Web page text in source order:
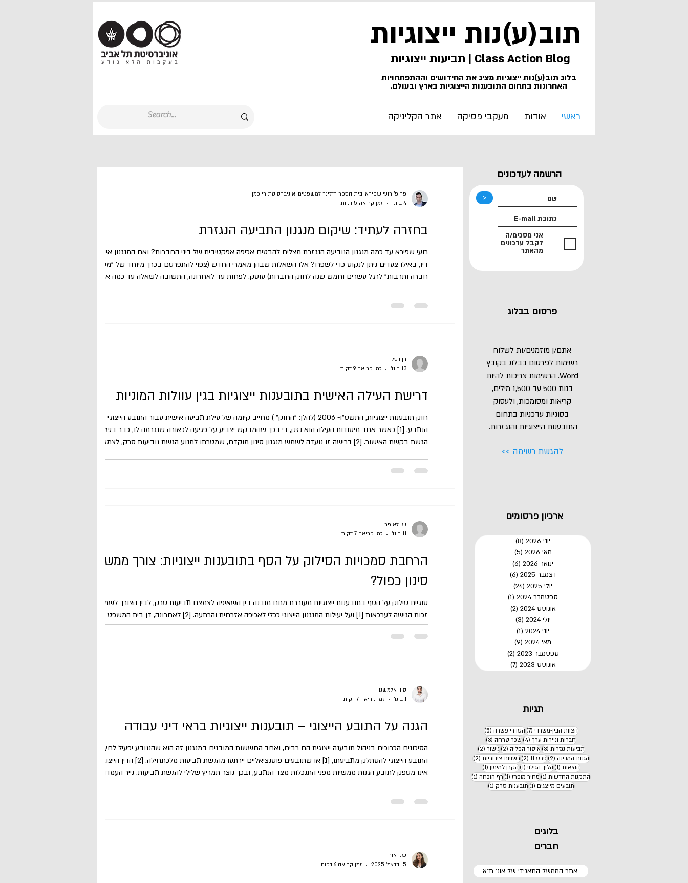
תוב(ע)נות ייצוגיות
Class Action Blog | תביעות ייצוגיות
בלוג תוב(ע)נות ייצוגיות מציג את החידושים וההתפתחויות
האחרונות בתחום התובענות הייצוגיות בארץ ובעולם.
ראשי אודות מעקבי פסיקה אתר הקליניקה
הרשמה לעדכונים
<
אני מסכימ/ה
לקבל עדכונים
מהאתר
פרסום בבלוג
אתם/ן מוזמנים/ות לשלוח
רשימות לפרסום בבלוג בקובץ
Word. הרשימות צריכות להיות
בנות 500 עד 1,500 מילים,
קריאות ומסומכות, ולעסוק
בסוגיות עדכניות בתחום
התובענות הייצוגיות והנגזרות.
להגשת רשימה >>
ארכיון פרסומים
יוני 2026 (8)
מאי 2026
(5)
ינואר 2026
(6)
דצמבר 2025
(6)
יולי 2025
(24)
ספטמבר 2024
(1)
אוגוסט 2024
(2)
יולי 2024
(3)
יוני 2024
(1)
מאי 2024
(9)
ספטמבר 2023
(2)
אוגוסט 2023
(7)
תגיות
הצוות הבין-משרדי (7) 7 פוסטיםהסדרי פשרה (5)
5 פוסטים
חברות וניירות ערך (4) 4 פוסטיםשכר טרחה (3) 3 פוסטים
תביעות נגזרות (3) 3 פוסטיםאיסור הפליה (2) 2 פוסטיםגישור (2)
2 פוסטים
הגנות המדינה (2) 2 פוסטיםפרט 11 (2) 2 פוסטיםרשויות ציבוריות (2)
2 פוסטים
הוצאות (1) פוסט 1
הליך הגילוי (1) פוסט 1
הקרן למימון (1) פוסט 1
התקנות החדשות (1) פוסט 1
מחיר מופרז (1) פוסט 1
רף הוכחה (1) פוסט 1
תובעים מייצגים (1) פוסט 1
תובענות סרק (1) פוסט 1
בלוגים
חברים
אתר הממשל התאגידי של אונ' ת"א
בחזרה לעתיד: שיקום מנגנון התביעה הנגזרת
רועי שפירא עד כמה מנגנון התביעה הנגזרת מצליח להבטיח אכיפה אפקטיבית של דיני החברות? ואם המנגנון אינו מועיל
דיו, באילו צעדים ניתן לנקוט כדי לשפרו? אלו השאלות שבהן מאמרי החדש (צפוי להתפרסם בכרך מיוחד של "משפט,
חברה ותרבות" לרגל עשרים וחמש שנה לחוק החברות) עוסק. לפחות עד לאחרונה, התשובה לשאלה עד כמה אפקטיבי
עקבו אחרי דפוס מובהק: בעל מניות מהציבור מגיש בקשה לגילוי מסמכים מקדים, ב
פרופ' רועי שפירא, בית הספר רדזינר למשפטים, אוניברסיטת רייכמן
4 ביוני
זמן קריאה 5 דקות
דרישת העילה האישית בתובענות ייצוגיות בגין עוולות המוניות
חוק תובענות ייצוגיות, התשס"ו- 2006 (להלן: "החוק" ) מחייב קיומה של עילת תביעה אישית עבור התובע הייצוגי כנגד
הנתבע. [1] כאשר אחד מיסודות העילה הוא נזק, די בכך שהמבקש יצביע על פגיעה לכאורה שנגרמה לו, כבר בשלב
הגשת בקשת האישור. [2] דרישה זו נועדה לשמש מנגנון סינון מוקדם, שמטרתו למנוע הגשת תביעות סרק, לצמצם את
האישית בתובענות ייצוגיות שעניינן עוולות המוניות, ומציע עמדה
רן דטל
13 בינו׳
זמן קריאה 9 דקות
הרחבת סמכויות הסילוק על הסף בתובענות ייצוגיות: צורך ממשי או
סינון כפול?
סוגיית סילוק על הסף בתובענות ייצוגיות מעוררת מתח מובנה בין השאיפה לצמצם תביעות סרק, לבין הצורך לשמור על
זכות הגישה לערכאות [1] ועל יעילות המנגנון הייצוגי ככלי לאכיפה אזרחית והרתעה. [2] לאחרונה, דן בית המשפט העליון
שי לאופר
11 בינו׳
זמן קריאה 7 דקות
הגנה על התובע הייצוגי – תובענות ייצוגיות בראי דיני עבודה
הסיכונים הכרוכים בניהול תובענה ייצוגית הם רבים, ואחד החששות המובנים במנגנון זה הוא שהנתבע יפעיל לחץ על
התובע הייצוגי להסתלק מתביעתו, [1] או שתובעים פוטנציאליים יירתעו מהגשת תביעות מלכתחילה. [2] הדין הייצוגי כיום
אינו מספק לתובע הגנות ממשיות מפני התנכלות מצד הנתבע, ובכך נוצר תמריץ שלילי להגשת תביעות. נייר העמדה עוסק
(מינהליים מרכז) 8805-01-20 מאמון גבאלי נ' עירית טייבה
סיון אלמשנו
1 בינו׳
זמן קריאה 7 דקות
שני אורן
15 בדצמ׳ 2025
זמן קריאה 6 דקות